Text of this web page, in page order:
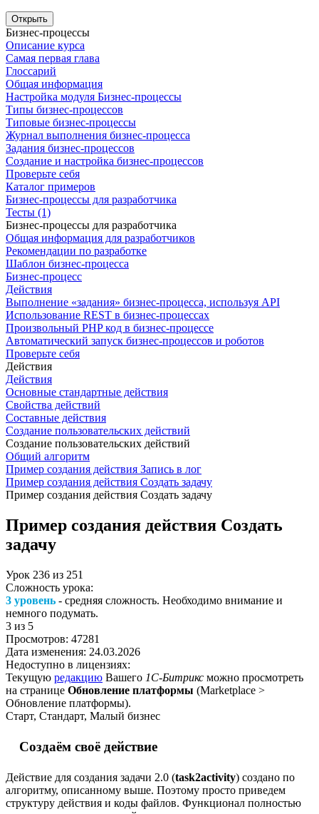
Открыть
Бизнес-процессы
Описание курса
Самая первая глава
Глоссарий
Общая информация
Настройка модуля Бизнес-процессы
Типы бизнес-процессов
Типовые бизнес-процессы
Журнал выполнения бизнес-процесса
Задания бизнес-процессов
Создание и настройка бизнес-процессов
Проверьте себя
Каталог примеров
Бизнес-процессы для разработчика
Тесты (1)
Бизнес-процессы для разработчика
Общая информация для разработчиков
Рекомендации по разработке
Шаблон бизнес-процесса
Бизнес-процесс
Действия
Выполнение «задания» бизнес-процесса, используя API
Использование REST в бизнес-процессах
Произвольный PHP код в бизнес-процессе
Автоматический запуск бизнес-процессов и роботов
Проверьте себя
Действия
Действия
Основные стандартные действия
Свойства действий
Составные действия
Создание пользовательских действий
Создание пользовательских действий
Общий алгоритм
Пример создания действия Запись в лог
Пример создания действия Создать задачу
Пример создания действия Создать задачу
Пример создания действия Создать
задачу
Урок 236 из 251
Сложность урока:
3 уровень - средняя сложность. Необходимо внимание и
немного подумать.
3 из 5
Просмотров: 47281
Дата изменения: 24.03.2026
Недоступно в лицензиях:
Текущую редакцию Вашего 1С-Битрикс можно просмотреть
на странице Обновление платформы (Marketplace >
Обновление платформы).
Старт, Стандарт, Малый бизнес
Создаём своё действие
Действие для создания задачи 2.0 (task2activity) создано по
алгоритму, описанному выше. Поэтому просто приведем
структуру действия и коды файлов. Функционал полностью